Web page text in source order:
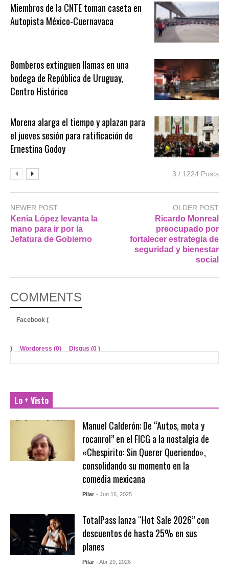
Miembros de la CNTE toman caseta en
Autopista México-Cuernavaca
Bomberos extinguen llamas en una
bodega de República de Uruguay,
Centro Histórico
Morena alarga el tiempo y aplazan para
el jueves sesión para ratificación de
Ernestina Godoy
3 / 1224 Posts
NEWER POST
Kenia López levanta la
mano para ir por la
Jefatura de Gobierno
OLDER POST
Ricardo Monreal
preocupado por
fortalecer estrategia de
seguridad y bienestar
social
COMMENTS
Facebook (
) Wordpress (0) Disqus (0 )
Lo + Visto
Manuel Calderón: De “Autos, mota y
rocanrol” en el FICG a la nostalgia de
«Chespirito: Sin Querer Queriendo»,
consolidando su momento en la
comedia mexicana
Pilar - Jun 16, 2025
TotalPass lanza “Hot Sale 2026” con
descuentos de hasta 25% en sus
planes
Pilar - Abr 29, 2026